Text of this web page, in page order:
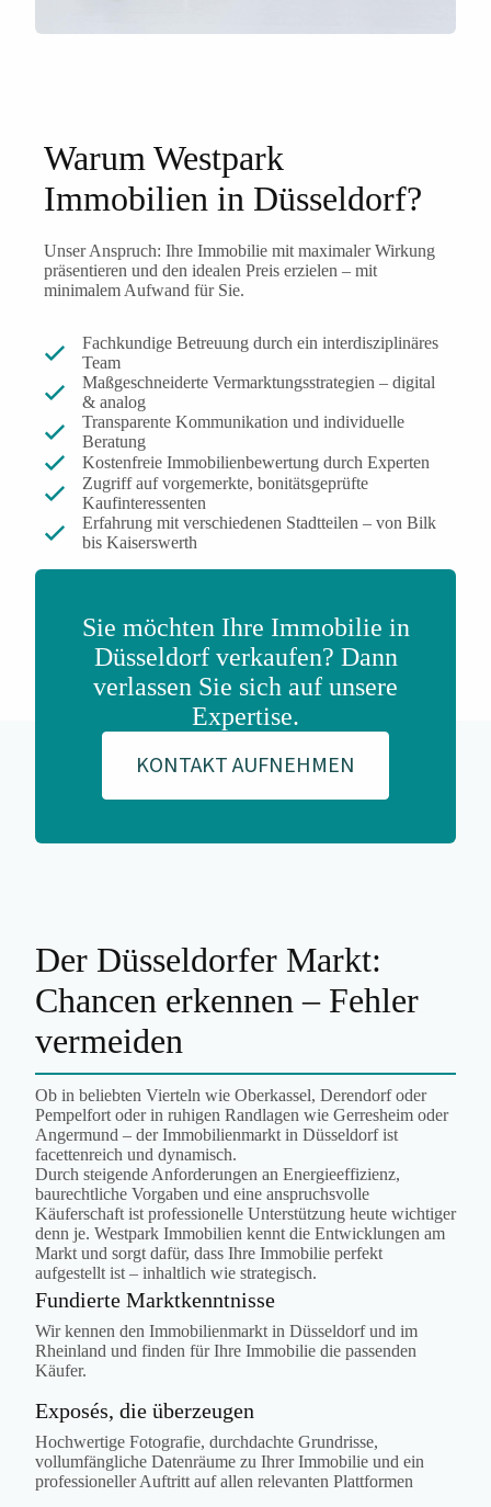
Warum Westpark
Immobilien in Düsseldorf?
Unser Anspruch: Ihre Immobilie mit maximaler Wirkung
präsentieren und den idealen Preis erzielen – mit
minimalem Aufwand für Sie.
Fachkundige Betreuung durch ein interdisziplinäres
Team
Maßgeschneiderte Vermarktungsstrategien – digital
& analog
Transparente Kommunikation und individuelle
Beratung
Kostenfreie Immobilienbewertung durch Experten
Zugriff auf vorgemerkte, bonitätsgeprüfte
Kaufinteressenten
Erfahrung mit verschiedenen Stadtteilen – von Bilk
bis Kaiserswerth
Sie möchten Ihre Immobilie in
Düsseldorf verkaufen? Dann
verlassen Sie sich auf unsere
Expertise.
KONTAKT AUFNEHMEN
Der Düsseldorfer Markt:
Chancen erkennen – Fehler
vermeiden
Ob in beliebten Vierteln wie Oberkassel, Derendorf oder
Pempelfort oder in ruhigen Randlagen wie Gerresheim oder
Angermund – der Immobilienmarkt in Düsseldorf ist
facettenreich und dynamisch.
Durch steigende Anforderungen an Energieeffizienz,
baurechtliche Vorgaben und eine anspruchsvolle
Käuferschaft ist professionelle Unterstützung heute wichtiger
denn je. Westpark Immobilien kennt die Entwicklungen am
Markt und sorgt dafür, dass Ihre Immobilie perfekt
aufgestellt ist – inhaltlich wie strategisch.
Fundierte Marktkenntnisse
Wir kennen den Immobilienmarkt in Düsseldorf und im
Rheinland und finden für Ihre Immobilie die passenden
Käufer.
Exposés, die überzeugen
Hochwertige Fotografie, durchdachte Grundrisse,
vollumfängliche Datenräume zu Ihrer Immobilie und ein
professioneller Auftritt auf allen relevanten Plattformen